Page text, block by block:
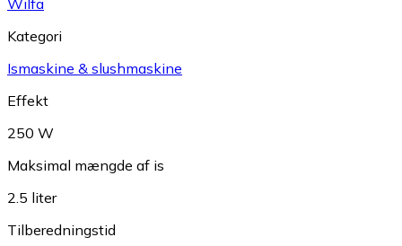
Wilfa
Kategori
Ismaskine & slushmaskine
Effekt
250 W
Maksimal mængde af is
2.5 liter
Tilberedningstid